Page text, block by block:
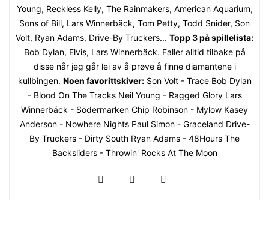
Young, Reckless Kelly, The Rainmakers, American Aquarium,
Sons of Bill, Lars Winnerbäck, Tom Petty, Todd Snider, Son
Volt, Ryan Adams, Drive-By Truckers... Topp 3 på spillelista:
Bob Dylan, Elvis, Lars Winnerbäck. Faller alltid tilbake på
disse når jeg går lei av å prøve å finne diamantene i
kullbingen. Noen favorittskiver:Son Volt - Trace Bob Dylan
- Blood On The Tracks Neil Young - Ragged Glory Lars
Winnerbäck - Södermarken Chip Robinson - Mylow Kasey
Anderson - Nowhere Nights Paul Simon - Graceland Drive-
By Truckers - Dirty South Ryan Adams - 48Hours The
Backsliders - Throwin' Rocks At The Moon